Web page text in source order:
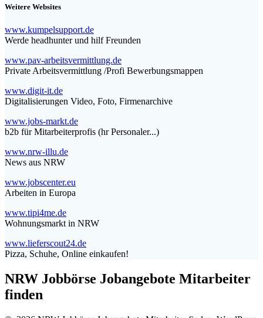
Weitere Websites
www.kumpelsupport.de
Werde headhunter und hilf Freunden
www.pav-arbeitsvermittlung.de
Private Arbeitsvermittlung /Profi Bewerbungsmappen
www.digit-it.de
Digitalisierungen Video, Foto, Firmenarchive
www.jobs-markt.de
b2b für Mitarbeiterprofis (hr Personaler...)
www.nrw-illu.de
News aus NRW
www.jobscenter.eu
Arbeiten in Europa
www.tipi4me.de
Wohnungsmarkt in NRW
www.lieferscout24.de
Pizza, Schuhe, Online einkaufen!
NRW Jobbörse Jobangebote Mitarbeiter
finden